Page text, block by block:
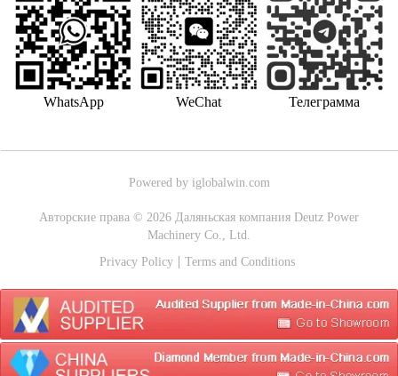
WhatsApp WeChat Телеграмма
Powered by iglobalwin.com
Авторские права © 2026 Даляньская компания Deutz Power
Machinery Co., Ltd.
Privacy Policy
Terms and Conditions